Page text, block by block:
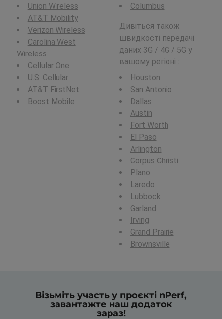
Union Wireless
AT&T Mobility
Verizon Wireless
Carolina West
Wireless
Cellular One
U.S. Cellular
AT&T FirstNet
Boost Mobile
Columbus
Дивіться також
швидкості передачі
даних 3G / 4G / 5G у
вашому регіоні :
Houston
San Antonio
Dallas
Austin
Fort Worth
El Paso
Arlington
Corpus Christi
Plano
Laredo
Lubbock
Garland
Irving
Grand Prairie
Brownsville
Візьміть участь у проєкті nPerf,
завантажте наш додаток
зараз!